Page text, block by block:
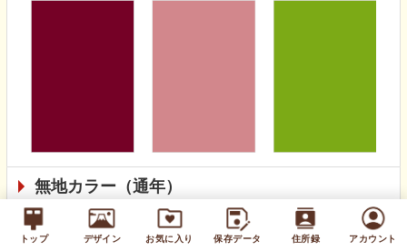
トップ デザイン お気に入り 保存データ 住所録 アカウント
無地カラー（通年）